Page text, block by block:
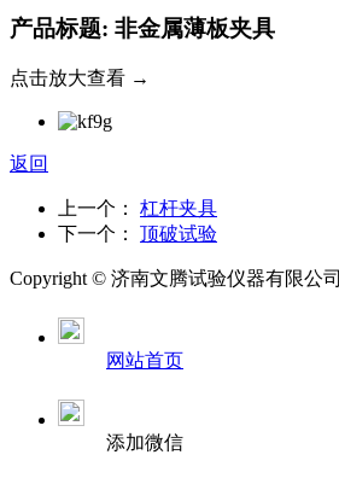
产品标题: 非金属薄板夹具
点击放大查看 →
返回
上一个： 杠杆夹具
下一个： 顶破试验
Copyright © 济南文腾试验仪器有限公司
网站首页
添加微信